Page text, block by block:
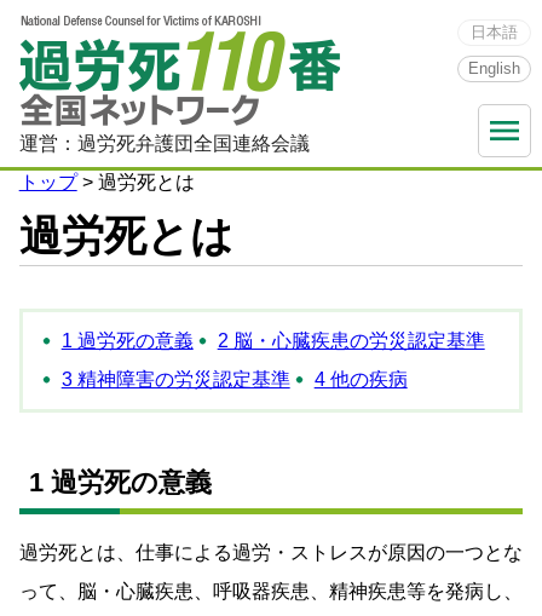
運営：過労死弁護団全国連絡会議
日本語
English
menu
トップ> 過労死とは
過労死とは
1 過労死の意義
2 脳・心臓疾患の労災認定基準
3 精神障害の労災認定基準
4 他の疾病
1 過労死の意義
過労死とは、仕事による過労・ストレスが原因の一つとな
って、脳・心臓疾患、呼吸器疾患、精神疾患等を発病し、